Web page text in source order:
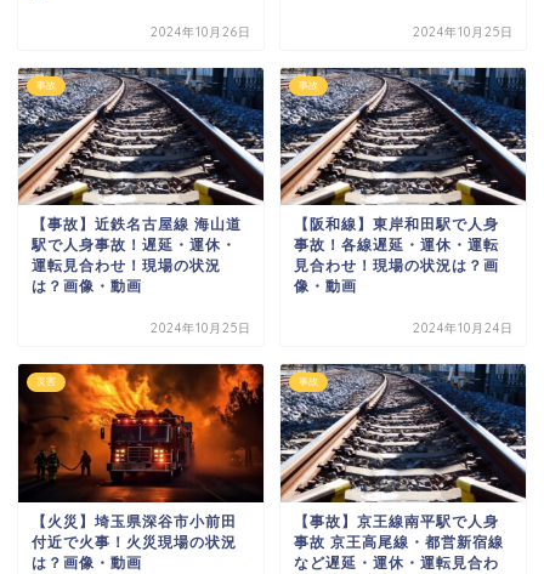
2024年10月26日 2024年10月25日
事故
【事故】近鉄名古屋線 海山道
駅で人身事故！遅延・運休・
運転見合わせ！現場の状況
は？画像・動画
2024年10月25日
事故
【阪和線】東岸和田駅で人身
事故！各線遅延・運休・運転
見合わせ！現場の状況は？画
像・動画
2024年10月24日
災害
【火災】埼玉県深谷市小前田
付近で火事！火災現場の状況
は？画像・動画
事故
【事故】京王線南平駅で人身
事故 京王高尾線・都営新宿線
など遅延・運休・運転見合わ